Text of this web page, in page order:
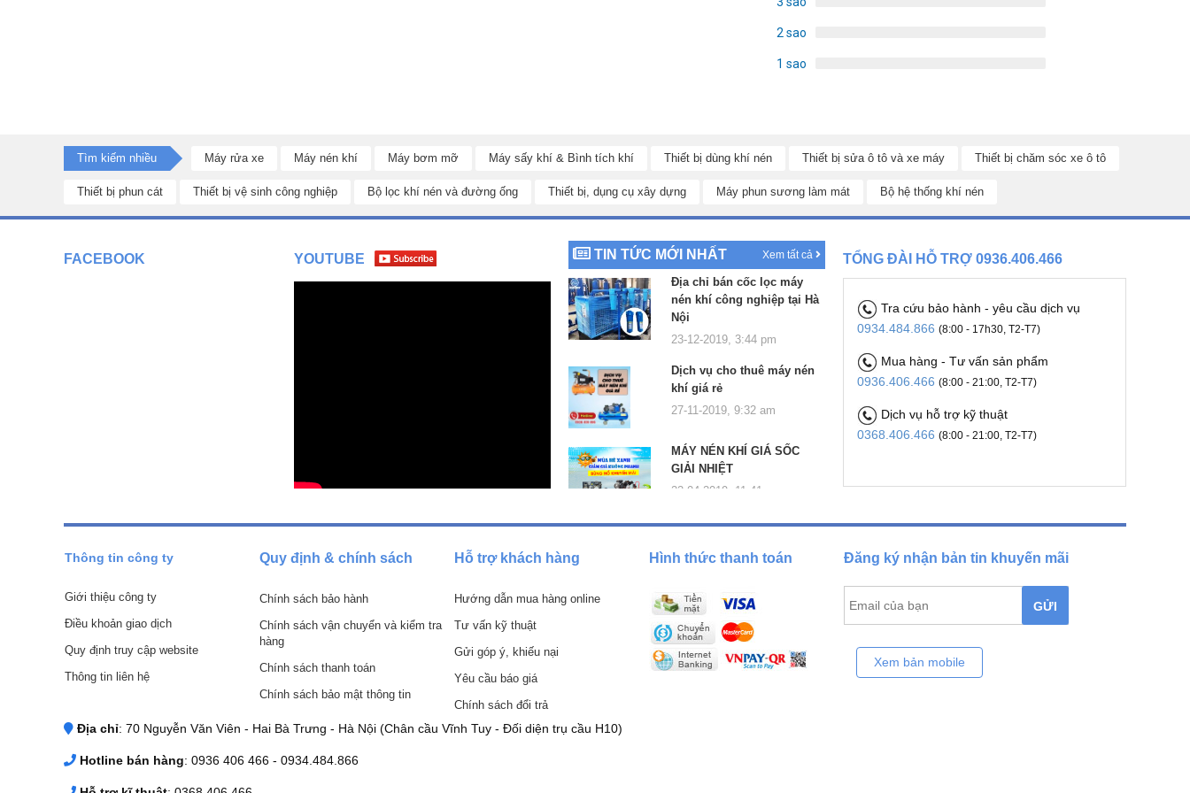
được nhập khẩu chính hãng Đài Loan với dòng chữ in chìm "made in Taiwan" khẳng định
Sản phẩm hoạt động bền bỉ và có tuổi thọ trung bình khá cao từ 3-5 năm vì sở hữu motor dây đồng cao cấp chịu được cường độ làm
2 sao
1 sao
Tìm kiếm nhiều Máy rửa xe Máy nén khí Máy bơm mỡ Máy sấy khí & Bình tích khí Thiết bị dùng khí nén Thiết bị sửa ô tô và xe máy Thiết bị chăm sóc xe ô tô
Thiết bị phun cát Thiết bị vệ sinh công nghiệp Bộ lọc khí nén và đường ống Thiết bị, dụng cụ xây dựng Máy phun sương làm mát Bộ hệ thống khí nén
FACEBOOK YOUTUBE TIN TỨC MỚI NHẤT Xem tất cả
Địa chỉ bán cốc lọc máy
nén khí công nghiệp tại Hà
Nội
23-12-2019, 3:44 pm
Dịch vụ cho thuê máy nén
khí giá rẻ
27-11-2019, 9:32 am
MÁY NÉN KHÍ GIÁ SỐC
GIẢI NHIỆT
22-04-2019, 11:41 am
TỔNG ĐÀI HỖ TRỢ 0936.406.466
Tra cứu bảo hành - yêu cầu dịch vụ
0934.484.866 (8:00 - 17h30, T2-T7)
Mua hàng - Tư vấn sản phẩm
0936.406.466 (8:00 - 21:00, T2-T7)
Dịch vụ hỗ trợ kỹ thuật
0368.406.466 (8:00 - 21:00, T2-T7)
Thông tin công ty
Giới thiệu công ty
Điều khoản giao dịch
Quy định truy cập website
Thông tin liên hệ
Quy định & chính sách
Chính sách bảo hành
Chính sách vận chuyển và kiểm tra
hàng
Chính sách thanh toán
Chính sách bảo mật thông tin
Hỗ trợ khách hàng
Hướng dẫn mua hàng online
Tư vấn kỹ thuật
Gửi góp ý, khiếu nại
Yêu cầu báo giá
Chính sách đổi trả
Hình thức thanh toán Đăng ký nhận bản tin khuyến mãi
GỬI
Xem bản mobile
Địa chỉ: 70 Nguyễn Văn Viên - Hai Bà Trưng - Hà Nội (Chân cầu Vĩnh Tuy - Đối diện trụ cầu H10)
Hotline bán hàng: 0936 406 466 - 0934.484.866